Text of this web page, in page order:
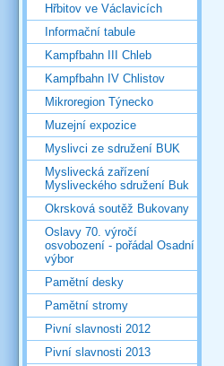
Hřbitov ve Václavicích
Informační tabule
Kampfbahn III Chleb
Kampfbahn IV Chlistov
Mikroregion Týnecko
Muzejní expozice
Myslivci ze sdružení BUK
Myslivecká zařízení
Mysliveckého sdružení Buk
Okrsková soutěž Bukovany
Oslavy 70. výročí
osvobození - pořádal Osadní
výbor
Pamětní desky
Pamětní stromy
Pivní slavnosti 2012
Pivní slavnosti 2013